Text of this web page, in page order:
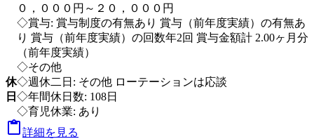
０，０００円～２０，０００円
◇賞与: 賞与制度の有無あり 賞与（前年度実績）の有無あ
り 賞与（前年度実績）の回数年2回 賞与金額計 2.00ヶ月分
（前年度実績）
休
日
◇その他
◇週休二日: その他 ローテーションは応談
◇年間休日数: 108日
◇育児休業: あり
詳細を見る